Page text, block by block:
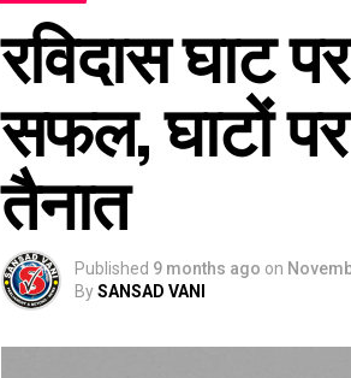
रविदास घाट
सफल, घाटों पर
तैनात
Published 9 months ago on
BySANSAD VANI